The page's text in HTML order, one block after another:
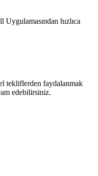
hızlıca
tekliflerden faydalanmak
edebilirsiniz.